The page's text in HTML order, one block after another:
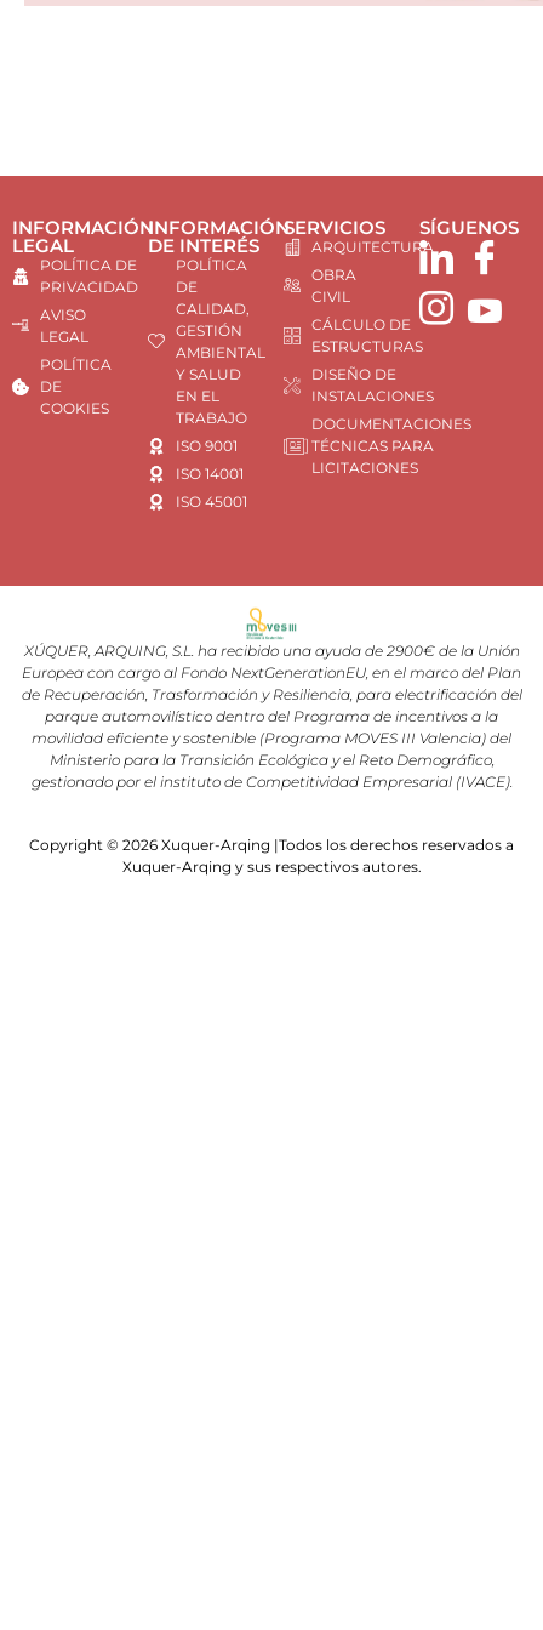
INFORMACIÓN
LEGAL
POLÍTICA DE
PRIVACIDAD
AVISO
LEGAL
POLÍTICA
DE
COOKIES
INFORMACIÓN
DE INTERÉS
POLÍTICA
DE
CALIDAD,
GESTIÓN
AMBIENTAL
Y SALUD
EN EL
TRABAJO
ISO 9001
ISO 14001
ISO 45001
SERVICIOS
ARQUITECTURA
OBRA
CIVIL
CÁLCULO DE
ESTRUCTURAS
DISEÑO DE
INSTALACIONES
DOCUMENTACIONES
TÉCNICAS PARA
LICITACIONES
SÍGUENOS
XÚQUER, ARQUING, S.L. ha recibido una ayuda de 2900€ de la Unión
Europea con cargo al Fondo NextGenerationEU, en el marco del Plan
de Recuperación, Trasformación y Resiliencia, para electrificación del
parque automovilístico dentro del Programa de incentivos a la
movilidad eficiente y sostenible (Programa MOVES III Valencia) del
Ministerio para la Transición Ecológica y el Reto Demográfico,
gestionado por el instituto de Competitividad Empresarial (IVACE).
Copyright © 2026 Xuquer-Arqing |Todos los derechos reservados a
Xuquer-Arqing y sus respectivos autores.